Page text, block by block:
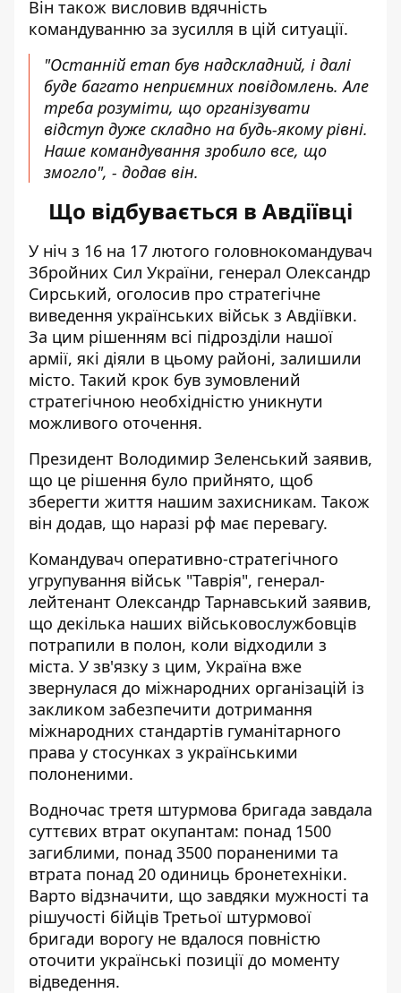
Він також висловив вдячність
командуванню за зусилля в цій ситуації.
"Останній етап був надскладний, і далі
буде багато неприємних повідомлень. Але
треба розуміти, що організувати
відступ дуже складно на будь-якому рівні.
Наше командування зробило все, що
змогло", - додав він.
Що відбувається в Авдіївці
У ніч з 16 на 17 лютого головнокомандувач
Збройних Сил України, генерал Олександр
Сирський, оголосив про стратегічне
виведення українських військ з Авдіївки.
За цим рішенням всі підрозділи нашої
армії, які діяли в цьому районі, залишили
місто. Такий крок був зумовлений
стратегічною необхідністю уникнути
можливого оточення.
Президент Володимир Зеленський заявив,
що це рішення було прийнято, щоб
зберегти життя нашим захисникам. Також
він додав, що наразі рф має перевагу.
Командувач оперативно-стратегічного
угрупування військ "Таврія", генерал-
лейтенант Олександр Тарнавський заявив,
що декілька наших військовослужбовців
потрапили в полон, коли відходили з
міста. У зв'язку з цим, Україна вже
звернулася до міжнародних організацій із
закликом забезпечити дотримання
міжнародних стандартів гуманітарного
права у стосунках з українськими
полоненими.
Водночас третя штурмова бригада завдала
суттєвих втрат окупантам: понад 1500
загиблими, понад 3500 пораненими та
втрата понад 20 одиниць бронетехніки.
Варто відзначити, що завдяки мужності та
рішучості бійців Третьої штурмової
бригади ворогу не вдалося повністю
оточити українські позиції до моменту
відведення.